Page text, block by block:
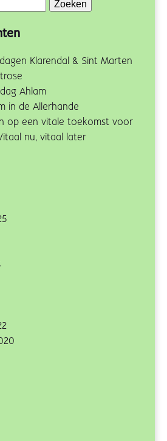
Klarendal & Sint Marten
Ahlam
in de Allerhande
op een vitale toekomst voor
nu, vitaal later